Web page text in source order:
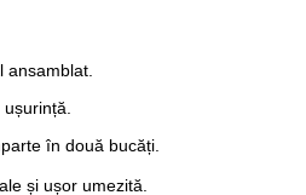
ansamblat.
în două bucăți.
și ușor umezită.